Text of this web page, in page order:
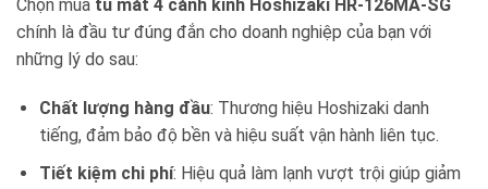
Chọn mua tủ mát 4 cánh kính Hoshizaki HR-126MA-SG
chính là đầu tư đúng đắn cho doanh nghiệp của bạn với
những lý do sau:
Chất lượng hàng đầu: Thương hiệu Hoshizaki danh
tiếng, đảm bảo độ bền và hiệu suất vận hành liên tục.
Tiết kiệm chi phí: Hiệu quả làm lạnh vượt trội giúp giảm